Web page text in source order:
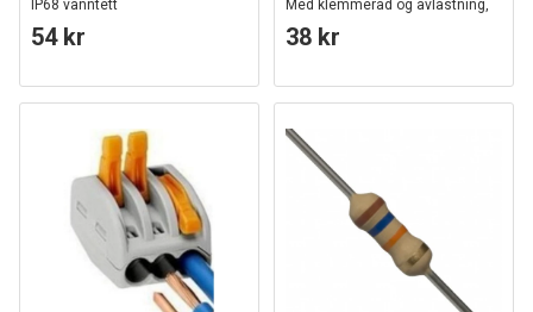
IP68 vanntett
54 kr
Med klemmerad og avlastning,
IP20 innendørs
38 kr